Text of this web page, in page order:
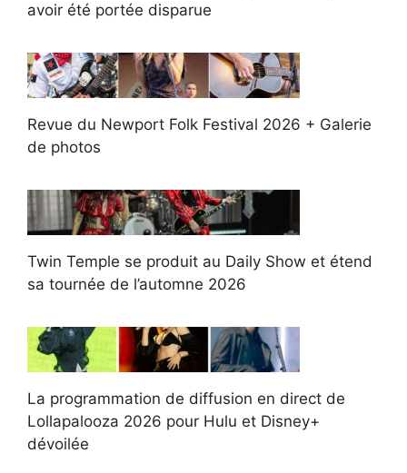
avoir été portée disparue
Revue du Newport Folk Festival 2026 + Galerie
de photos
Twin Temple se produit au Daily Show et étend
sa tournée de l’automne 2026
La programmation de diffusion en direct de
Lollapalooza 2026 pour Hulu et Disney+
dévoilée